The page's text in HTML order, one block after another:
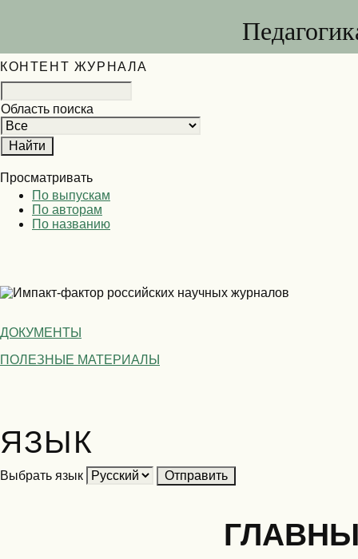
КОНТЕНТ ЖУРНАЛА
Область поиска
Просматривать
По выпускам
По авторам
По названию
ДОКУМЕНТЫ
ПОЛЕЗНЫЕ МАТЕРИАЛЫ
ЯЗЫК
Выбрать язык